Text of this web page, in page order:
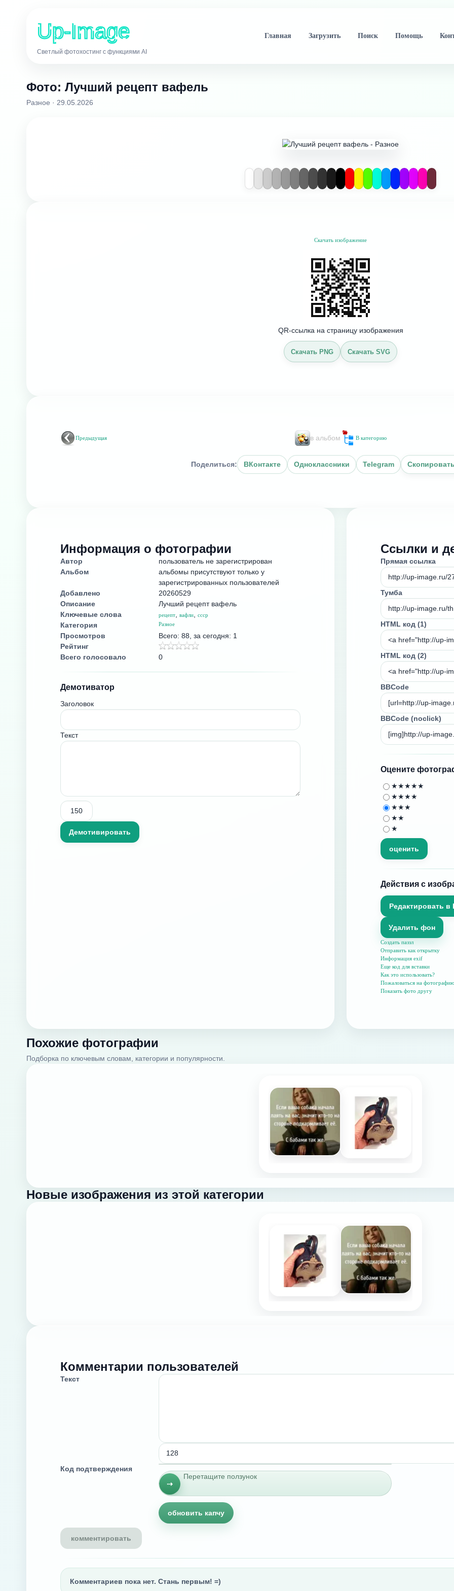
Up-Image
Светлый фотохостинг с функциями AI
Главная Загрузить Поиск Помощь
Фото: Лучший рецепт вафель
Разное · 29.05.2026
Скачать изображение
QR-ссылка на страницу изображения
Скачать PNG Скачать SVG
Предыдущая в альбом В категорию
Поделиться: ВКонтакте Одноклассники Telegram
Информация о фотографии
Автор
пользователь не зарегистрирован
Альбом
альбомы присутствуют только у
зарегистрированных пользователей
Добавлено
20260529
Описание
Лучший рецепт вафель
Ключевые слова
рецепт вафли ссср
Категория Разное
Просмотров
Всего: 88, за сегодня: 1
Рейтинг
Всего голосовало
0
Демотиватор
Заголовок
Текст
Ссылки и
Прямая ссылка
Тумба
HTML код (1)
HTML код (2)
BBCode
BBCode (noclick)
Оцените
★★★★★
★★★★
★★★
★★
★
Действия с
Редактировать в
Удалить фон
Создать паззл
Отправить как открытку
Информация exif
Еще код для вставки
Как это использовать?
Пожаловаться на фотографию
Показать фото другу
Похожие фотографии
Подборка по ключевым словам, категории и популярности.
Новые изображения из этой категории
Комментарии пользователей
Текст
Код подтверждения
⇢
Перетащите ползунок
обновить капчу
Комментариев пока нет. Стань первым! =)